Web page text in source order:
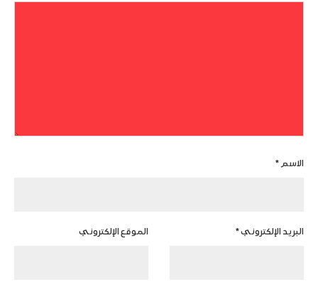
الاسم*
البريد الإلكتروني* الموقع الإلكتروني